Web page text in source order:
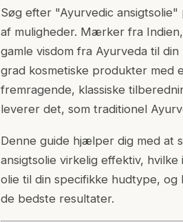
Søg efter "Ayurvedic
af muligheder. Mærker fra
gamle visdom fra Ayurveda til
grad kosmetiske produkter med
fremragende, klassiske
leverer det, som traditionel
Denne guide hjælper dig med at
ansigtsolie virkelig effektiv,
olie til din specifikke hudtype,
de bedste resultater.